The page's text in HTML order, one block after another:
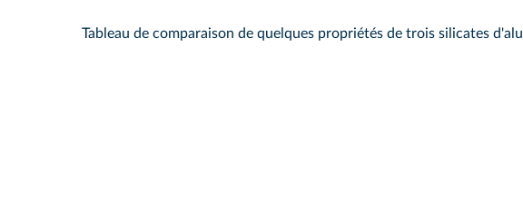
Tableau de comparaison de quelques propriétés de trois silicates